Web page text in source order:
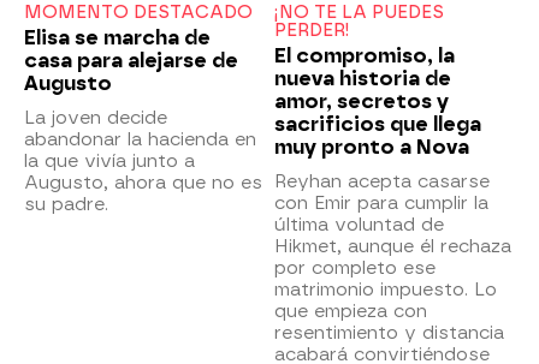
MOMENTO DESTACADO
Elisa se marcha de
casa para alejarse de
Augusto
La joven decide
abandonar la hacienda en
la que vivía junto a
Augusto, ahora que no es
su padre.
¡NO TE LA PUEDES
PERDER!
El compromiso, la
nueva historia de
amor, secretos y
sacrificios que llega
muy pronto a Nova
Reyhan acepta casarse
con Emir para cumplir la
última voluntad de
Hikmet, aunque él rechaza
por completo ese
matrimonio impuesto. Lo
que empieza con
resentimiento y distancia
acabará convirtiéndose